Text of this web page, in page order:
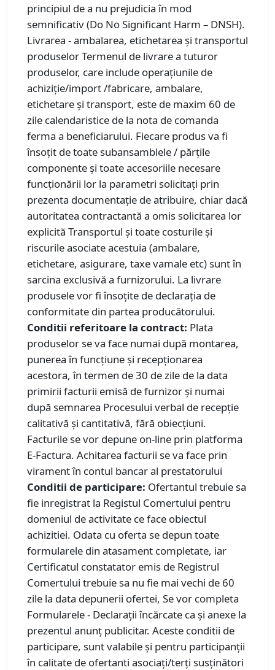
principiul de a nu prejudicia în mod
semnificativ (Do No Significant Harm – DNSH).
Livrarea - ambalarea, etichetarea şi transportul
produselor Termenul de livrare a tuturor
produselor, care include operaţiunile de
achiziţie/import /fabricare, ambalare,
etichetare şi transport, este de maxim 60 de
zile calendaristice de la nota de comanda
ferma a beneficiarului. Fiecare produs va fi
însoţit de toate subansamblele / părţile
componente şi toate accesoriile necesare
funcţionării lor la parametri solicitaţi prin
prezenta documentaţie de atribuire, chiar dacă
autoritatea contractantă a omis solicitarea lor
explicită Transportul şi toate costurile şi
riscurile asociate acestuia (ambalare,
etichetare, asigurare, taxe vamale etc) sunt în
sarcina exclusivă a furnizorului. La livrare
produsele vor fi însoţite de declaraţia de
conformitate din partea producătorului.
Conditii referitoare la contract: Plata
produselor se va face numai după montarea,
punerea în funcțiune şi recepţionarea
acestora, în termen de 30 de zile de la data
primirii facturii emisă de furnizor şi numai
după semnarea Procesului verbal de recepţie
calitativă şi cantitativă, fără obiecțiuni.
Facturile se vor depune on-line prin platforma
E-Factura. Achitarea facturii se va face prin
virament în contul bancar al prestatorului
Conditii de participare: Ofertantul trebuie sa
fie inregistrat la Registul Comertului pentru
domeniul de activitate ce face obiectul
achizitiei. Odata cu oferta se depun toate
formularele din atasament completate, iar
Certificatul constatator emis de Registrul
Comertului trebuie sa nu fie mai vechi de 60
zile la data depunerii ofertei, Se vor completa
Formularele - Declarații încărcate ca și anexe la
prezentul anunț publicitar. Aceste conditii de
participare, sunt valabile și pentru participanții
în calitate de ofertanti asociați/terţi susţinători